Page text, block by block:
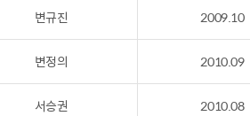
변규진 2009.10
변정의 2010.09
서승권 2010.08